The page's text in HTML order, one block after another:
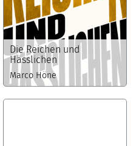
Die Reichen und
Hässlichen
Marco Höne